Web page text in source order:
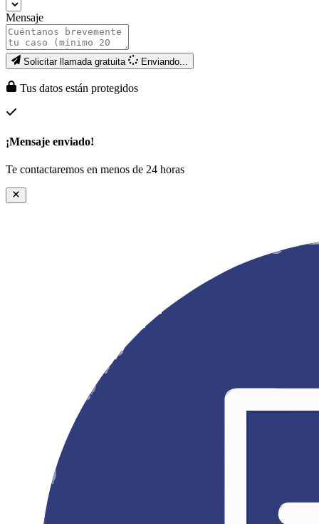
Mensaje
Solicitar llamada gratuita Enviando...
Tus datos están protegidos
¡Mensaje enviado!
Te contactaremos en menos de 24 horas